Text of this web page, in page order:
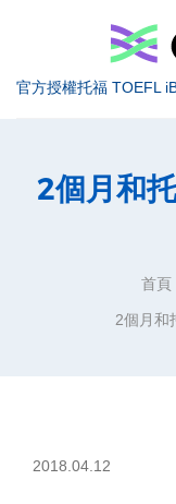
官方授權托福 TOEFL
托福考試介紹
2個月和
首頁
2個月和
2018.04.12